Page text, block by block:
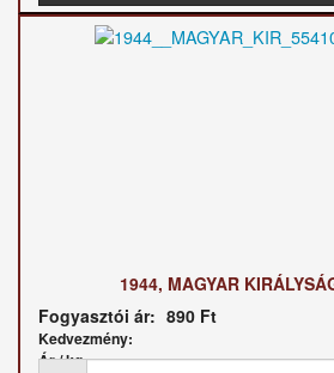
1944, MAGYAR
Fogyasztói ár: 890 Ft
Kedvezmény:
Ár / kg: